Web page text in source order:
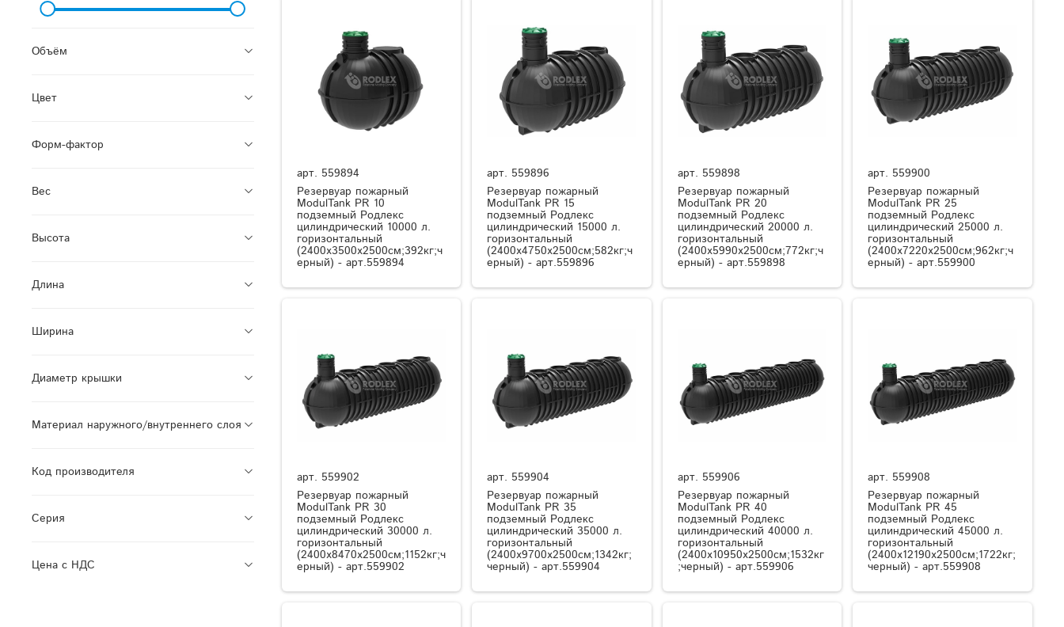
арт. 559894
Резервуар пожарный
ModulTank PR 10
подземный Родлекс
цилиндрический 10000 л.
горизонтальный
(2400x3500x2500см;392кг;ч
ерный) - арт.559894
арт. 559896
Резервуар пожарный
ModulTank PR 15
подземный Родлекс
цилиндрический 15000 л.
горизонтальный
(2400x4750x2500см;582кг;ч
ерный) - арт.559896
арт. 559898
Резервуар пожарный
ModulTank PR 20
подземный Родлекс
цилиндрический 20000 л.
горизонтальный
(2400x5990x2500см;772кг;ч
ерный) - арт.559898
арт. 559900
Резервуар пожарный
ModulTank PR 25
подземный Родлекс
цилиндрический 25000 л.
горизонтальный
(2400x7220x2500см;962кг;ч
ерный) - арт.559900
арт. 559902
Резервуар пожарный
ModulTank PR 30
подземный Родлекс
цилиндрический 30000 л.
горизонтальный
(2400x8470x2500см;1152кг;ч
ерный) - арт.559902
арт. 559904
Резервуар пожарный
ModulTank PR 35
подземный Родлекс
цилиндрический 35000 л.
горизонтальный
(2400x9700x2500см;1342кг;
черный) - арт.559904
арт. 559906
Резервуар пожарный
ModulTank PR 40
подземный Родлекс
цилиндрический 40000 л.
горизонтальный
(2400x10950x2500см;1532кг
;черный) - арт.559906
арт. 559908
Резервуар пожарный
ModulTank PR 45
подземный Родлекс
цилиндрический 45000 л.
горизонтальный
(2400x12190x2500см;1722кг;
черный) - арт.559908
Объём
Цвет
Форм-фактор
Вес
Высота
Длина
Ширина
Диаметр крышки
Материал наружного/внутреннего слоя
Код производителя
Серия
Цена с НДС